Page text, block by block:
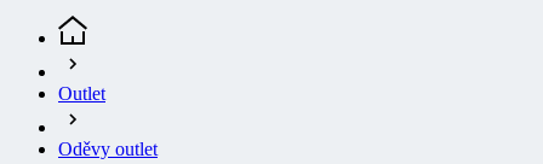
Outlet
Oděvy outlet